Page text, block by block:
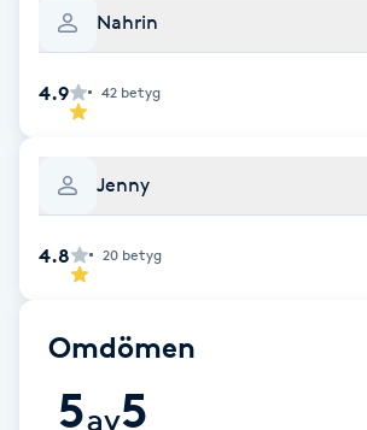
Gravidyoga
Gruppträning
Gua Sha-massage
H
Hatha Yoga
Nahrin
4.9 42 betyg
Jenny
4.8 20 betyg
Omdömen
5av5